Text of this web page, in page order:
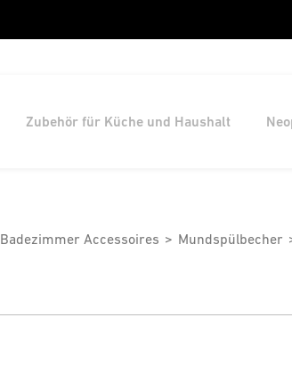
Zubehör für Küche und Haushalt
Badezimmer Accessoires Mundspülbecher